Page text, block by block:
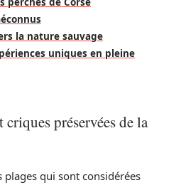
la nature sauvage
uniques en pleine
criques préservées de la
plages qui sont considérées